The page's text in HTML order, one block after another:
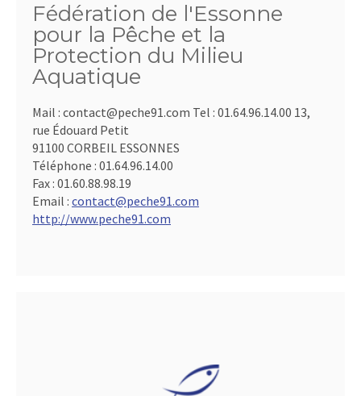
Fédération de l'Essonne
pour la Pêche et la
Protection du Milieu
Aquatique
Mail : contact@peche91.com Tel : 01.64.96.14.00 13,
rue Édouard Petit
91100 CORBEIL ESSONNES
Téléphone : 01.64.96.14.00
Fax : 01.60.88.98.19
Email : contact@peche91.com
http://www.peche91.com